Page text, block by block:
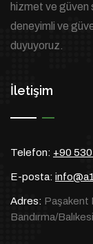
hizmet ve güven
deneyimli ve
duyuyoruz.
İletişim
Telefon: +90
E-posta:
Adres: Paşakent
Bandırma/